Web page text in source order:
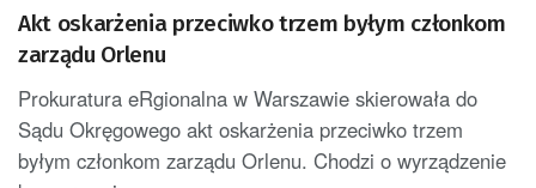
Akt oskarżenia przeciwko trzem byłym członkom
zarządu Orlenu
Prokuratura eRgionalna w Warszawie skierowała do
Sądu Okręgowego akt oskarżenia przeciwko trzem
byłym członkom zarządu Orlenu. Chodzi o wyrządzenie